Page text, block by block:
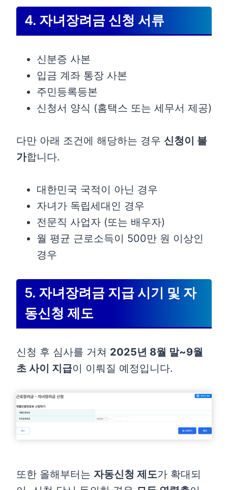
4. 자녀장려금 신청 서류
신분증 사본
입금 계좌 통장 사본
주민등록등본
신청서 양식 (홈택스 또는 세무서 제공)
다만 아래 조건에 해당하는 경우 신청이 불
가합니다.
대한민국 국적이 아닌 경우
자녀가 독립세대인 경우
전문직 사업자 (또는 배우자)
월 평균 근로소득이 500만 원 이상인
경우
5. 자녀장려금 지급 시기 및 자
동신청 제도
신청 후 심사를 거쳐 2025년 8월 말~9월
초 사이 지급이 이뤄질 예정입니다.
또한 올해부터는 자동신청 제도가 확대되